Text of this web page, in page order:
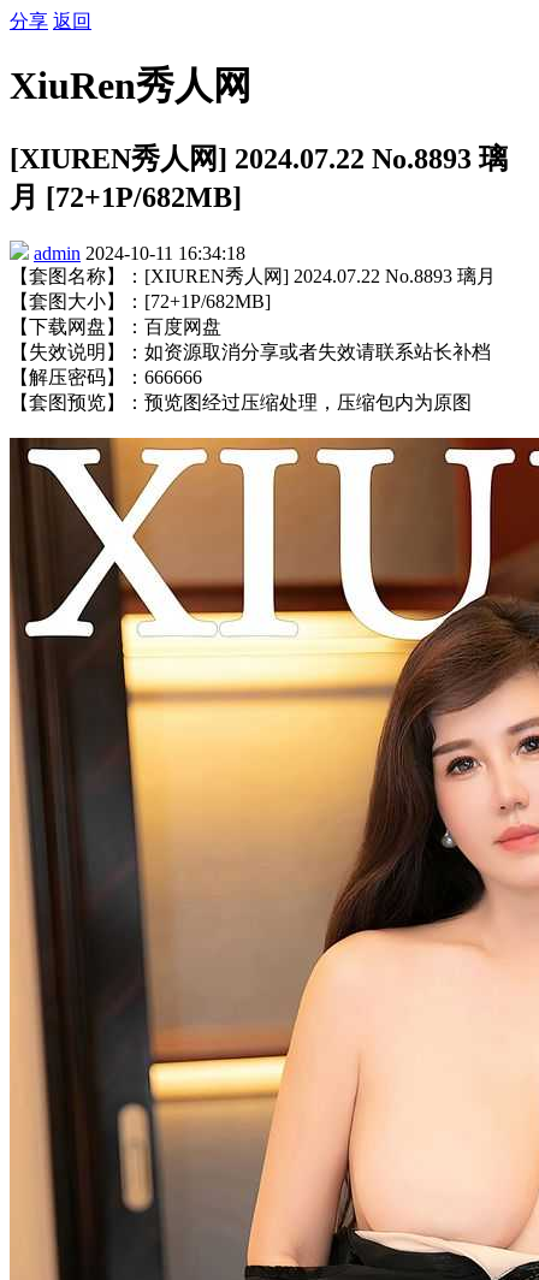
分享 返回
XiuRen秀人网
[XIUREN秀人网] 2024.07.22 No.8893 璃
月 [72+1P/682MB]
admin 2024-10-11 16:34:18
【套图名称】：[XIUREN秀人网] 2024.07.22 No.8893 璃月
【套图大小】：[72+1P/682MB]
【下载网盘】：百度网盘
【失效说明】：如资源取消分享或者失效请联系站长补档
【解压密码】：666666
【套图预览】：预览图经过压缩处理，压缩包内为原图